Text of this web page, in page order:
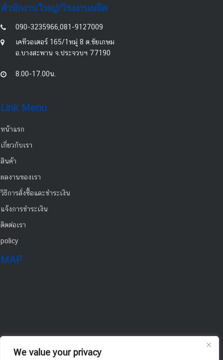
We value your privacy
สำนักงานใหญ่/โรงงานผลิต
090-3235966,081-9127009
เคทีวอเตอร์ 165/1หมู่ 8 ต.ชัยเกษม
อ.บางสะพาน จ.ประจวบฯ 77190
8.00-17.00น.
Link Menu
หน้าแรก
เกี่ยวกับเรา
สินค้า
ผลงานของเรา
วิธีการสั่งซื้อและชำระเงิน
แจ้งการชำระเงิน
ติดต่อเรา
policy
MAP